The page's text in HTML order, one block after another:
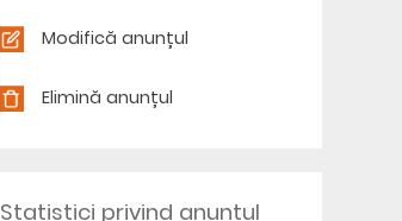
Modifică anunțul
Elimină anunțul
Statistici privind anunțul